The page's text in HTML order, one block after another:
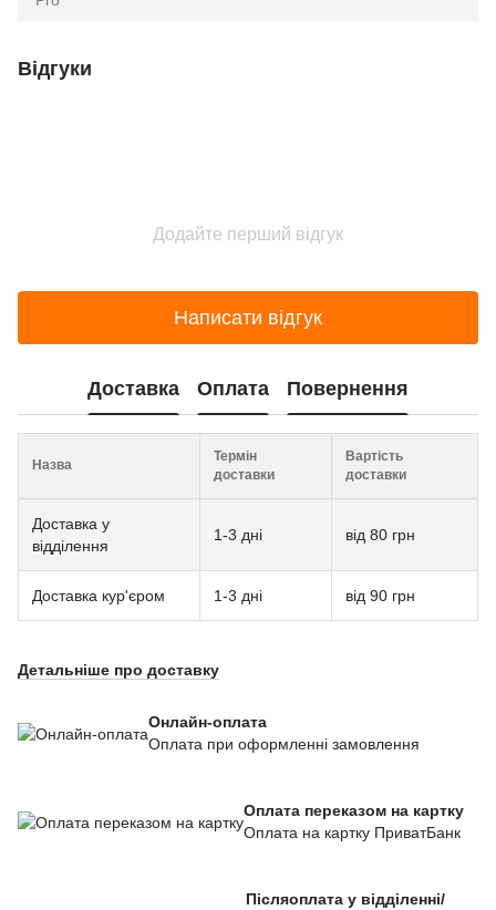
Відгуки
Додайте перший відгук
Написати відгук
Доставка Оплата Повернення
Назва
Термін
доставки
Вартість
доставки
Доставка у
відділення
1-3 дні від 80 грн
Доставка кур'єром 1-3 дні від 90 грн
Детальніше про доставку
Онлайн-оплата
Оплата при оформленні замовлення
Оплата переказом на картку
Оплата на картку ПриватБанк
Післяоплата у відділенні/